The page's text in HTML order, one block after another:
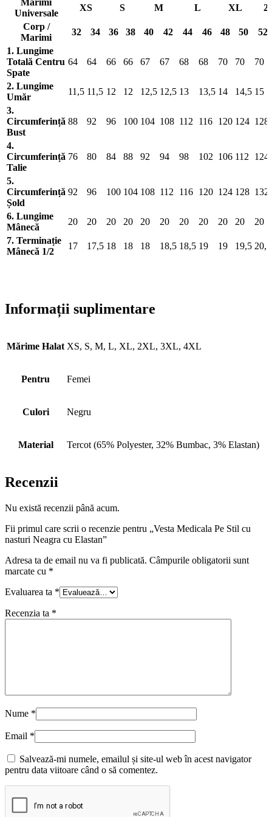
Universale
XS S M L XL
Corp /
Marimi
32 34 36 38 40 42 44 46 48 50
52
1. Lungime
Totală Centru
Spate
64 64 66 66 67 67 68 68 70 70 70
2. Lungime
Umăr
11,5 11,5 12 12 12,5 12,5 13 13,5 14 14,5 15
3.
Circumferință
Bust
88 92 96 100 104 108 112 116 120 124 128
4.
Circumferință
Talie
76 80 84 88 92 94 98 102 106 112 124
5.
Circumferință
Șold
92 96 100 104 108 112 116 120 124 128 132
6. Lungime
Mânecă
20 20 20 20 20 20 20 20 20 20
20
7. Terminație
Mânecă 1/2
17 17,5 18 18 18 18,5 18,5 19 19 19,5 20,5
Informații suplimentare
Mărime Halat XS, S, M, L, XL, 2XL, 3XL, 4XL
Pentru Femei
Culori Negru
Material Tercot (65% Polyester, 32% Bumbac, 3% Elastan)
Recenzii
Nu există recenzii până acum.
Fii primul care scrii o recenzie pentru „Vesta Medicala Pe Stil cu
nasturi Neagra cu Elastan”
Adresa ta de email nu va fi publicată. Câmpurile obligatorii sunt
marcate cu *
Evaluarea ta *
Recenzia ta *
Nume *
Email *
Salvează-mi numele, emailul și site-ul web în acest navigator
pentru data viitoare când o să comentez.